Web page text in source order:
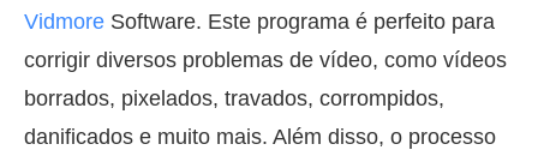
Vidmore Software. Este programa é perfeito para
corrigir diversos problemas de vídeo, como vídeos
borrados, pixelados, travados, corrompidos,
danificados e muito mais. Além disso, o processo